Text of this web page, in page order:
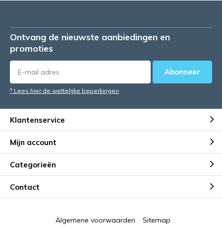
Ontvang de nieuwste aanbiedingen en
promoties
Abonneer
* Lees hier de wettelijke beperkingen
Klantenservice
Mijn account
Categorieën
Contact
Algemene voorwaarden Sitemap